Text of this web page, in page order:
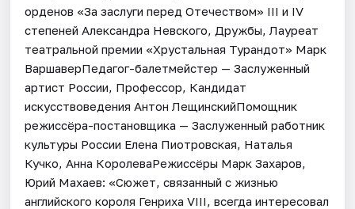
орденов «За заслуги перед Отечеством» III и IV
степеней Александра Невского, Дружбы, Лауреат
театральной премии «Хрустальная Турандот» Марк
ВаршаверПедагог-балетмейстер — Заслуженный
артист России, Профессор, Кандидат
искусствоведения Антон ЛещинскийПомощник
режиссёра-постановщика — Заслуженный работник
культуры России Елена Пиотровская, Наталья
Кучко, Анна КоролеваРежиссёры Марк Захаров,
Юрий Махаев: «Сюжет, связанный с жизнью
английского короля Генриха VIII, всегда интересовал